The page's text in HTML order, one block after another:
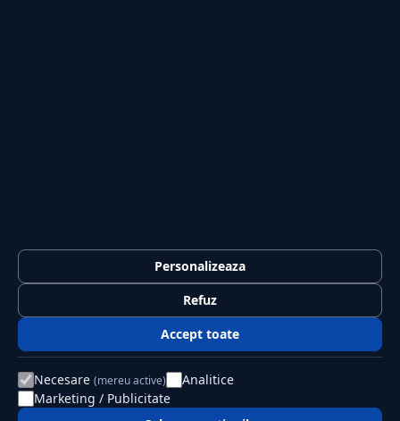
Confidențialitate
Politica de cookies
© 2026 Jurnalul Național. Toate drepturile rezervate.
Personalizeaza
Refuz
Accept toate
Necesare (mereu active)
Analitice
Marketing / Publicitate